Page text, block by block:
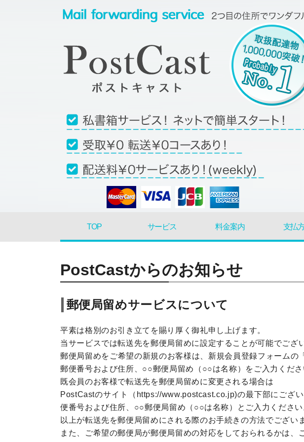
TOP サービス 料金案内 支払
PostCastからのお知らせ
郵便局留めサービスについて
平素は格別のお引き立てを賜り厚く御礼申し上げます。
当サービスでは転送先を郵便局留めに設定することが可能でござ
郵便局留めをご希望の新規のお客様は、新規会員登録フォーム
郵便番号および住所、○○郵便局留め（○○は名称）をご入力くださ
既会員のお客様で転送先を郵便局留めに変更される場合は
PostCastのサイト（https://www.postcast.co.jp)の最下部にござ
便番号および住所、○○郵便局留め（○○は名称）とご入力ください
以上が転送先を郵便局留めにされる際のお手続きの方法でござい
また、ご希望の郵便局が郵便局留めの対応をしておられるかは、